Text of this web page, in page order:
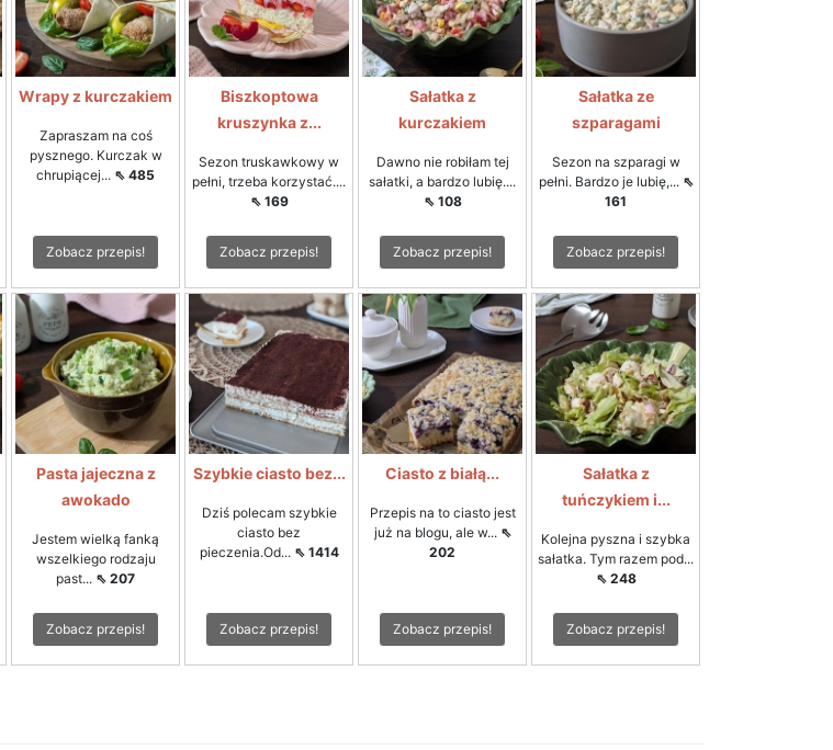
Wrapy z kurczakiem
Zapraszam na coś
pysznego. Kurczak w
chrupiącej... ⇖ 485
Zobacz przepis!
Biszkoptowa
kruszynka z...
Sezon truskawkowy w
pełni, trzeba korzystać....
⇖ 169
Zobacz przepis!
Sałatka z
kurczakiem
Dawno nie robiłam tej
sałatki, a bardzo lubię....
⇖ 108
Zobacz przepis!
Sałatka ze
szparagami
Sezon na szparagi w
pełni. Bardzo je lubię,... ⇖
161
Zobacz przepis!
Pasta jajeczna z
awokado
Jestem wielką fanką
wszelkiego rodzaju
past... ⇖ 207
Zobacz przepis!
Szybkie ciasto bez...
Dziś polecam szybkie
ciasto bez
pieczenia.Od... ⇖ 1414
Zobacz przepis!
Ciasto z białą...
Przepis na to ciasto jest
już na blogu, ale w... ⇖
202
Zobacz przepis!
Sałatka z
tuńczykiem i...
Kolejna pyszna i szybka
sałatka. Tym razem pod...
⇖ 248
Zobacz przepis!